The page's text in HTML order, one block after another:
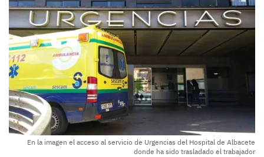
En la imagen el acceso al servicio de Urgencias del Hospital de Albacete
donde ha sido trasladado el trabajador